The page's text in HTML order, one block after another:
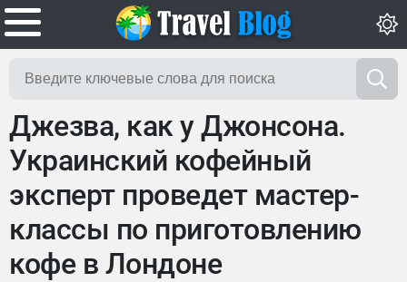
Джезва, как у Джонсона.
Украинский кофейный
эксперт проведет мастер-
классы по приготовлению
кофе в Лондоне